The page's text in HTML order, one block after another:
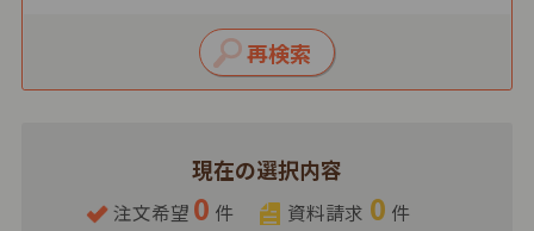
現在の選択内容
注文希望 0 件 資料請求 0 件